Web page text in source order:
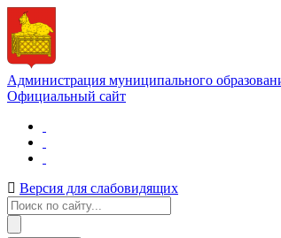
Администрация муниципального
Официальный сайт
Версия для слабовидящих